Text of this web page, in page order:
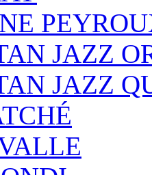
JAZZ
JAZZ